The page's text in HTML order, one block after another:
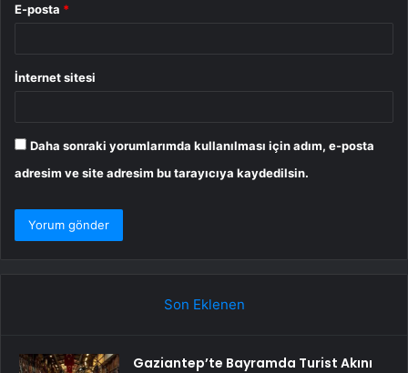
E-posta *
İnternet sitesi
Daha sonraki yorumlarımda kullanılması için adım, e-posta
adresim ve site adresim bu tarayıcıya kaydedilsin.
Son Eklenen
Gaziantep’te Bayramda Turist Akını